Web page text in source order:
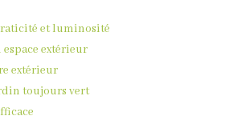
et luminosité
extérieur
extérieur
toujours vert